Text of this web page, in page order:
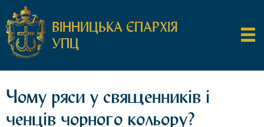
ВІННИЦЬКА ЄПАРХІЯ
УПЦ
Чому ряси у священників і
ченців чорного кольору?